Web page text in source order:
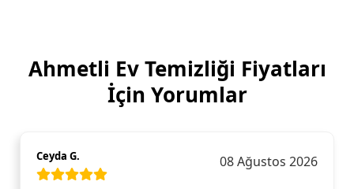
Ahmetli Ev Temizliği Fiyatları
İçin Yorumlar
Ceyda G. 08 Ağustos 2026